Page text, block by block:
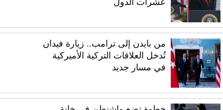
من بايدن إلى ترامب.. زيارة فيدان
تُدخل العلاقات التركية الأميركية
في مسار جديد